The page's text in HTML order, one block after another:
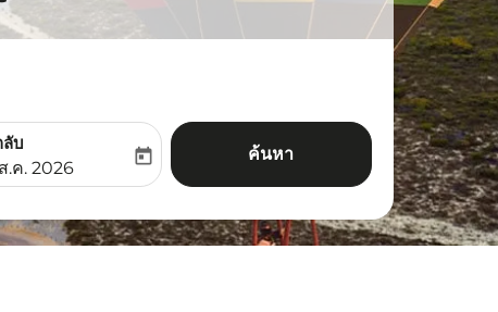
aria-label
บ
return-date-aria-label
.ค. 2026
today ค้นหา